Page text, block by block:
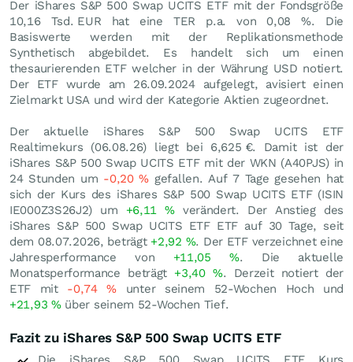
Der iShares S&P 500 Swap UCITS ETF mit der Fondsgröße
10,16 Tsd. EUR hat eine TER p.a. von 0,08 %. Die
Basiswerte werden mit der Replikationsmethode
Synthetisch abgebildet. Es handelt sich um einen
thesaurierenden ETF welcher in der Währung USD notiert.
Der ETF wurde am 26.09.2024 aufgelegt, avisiert einen
Zielmarkt USA und wird der Kategorie Aktien zugeordnet.
Der aktuelle iShares S&P 500 Swap UCITS ETF
Realtimekurs (06.08.26) liegt bei 6,625 €. Damit ist der
iShares S&P 500 Swap UCITS ETF mit der WKN (A40PJS) in
24 Stunden um -0,20% gefallen. Auf 7 Tage gesehen hat
sich der Kurs des iShares S&P 500 Swap UCITS ETF (ISIN
IE000Z3S26J2) um +6,11%verändert. Der Anstieg des
iShares S&P 500 Swap UCITS ETF ETF auf 30 Tage, seit
dem 08.07.2026, beträgt +2,92 %. Der ETF verzeichnet eine
Jahresperformance von +11,05%. Die aktuelle
Monatsperformance beträgt +3,40 %. Derzeit notiert der
ETF mit -0,74% unter seinem 52-Wochen Hoch und
+21,93 %über seinem 52-Wochen Tief.
Fazit zu iShares S&P 500 Swap UCITS ETF